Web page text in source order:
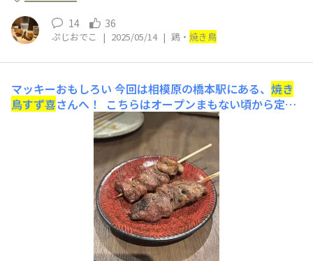
14 36
ぷじおでこ | 2025/05/14 | 鶏・ 焼き鳥
マッキーおもしろい 今回は相模原の橋本駅にある、 焼き
鳥すず喜さんへ！ こちらはオープンまもない頃から定期
的に通わせていただいてます🐔 一本一本じっくり丁寧に
焼く焼鳥が美味しい！ スタイル的には以前投稿した八王